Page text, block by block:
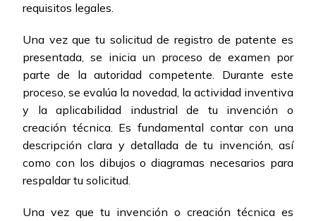
requisitos legales.
Una vez que tu solicitud de registro de patente es
presentada, se inicia un proceso de examen por
parte de la autoridad competente. Durante este
proceso, se evalúa la novedad, la actividad inventiva
y la aplicabilidad industrial de tu invención o
creación técnica. Es fundamental contar con una
descripción clara y detallada de tu invención, así
como con los dibujos o diagramas necesarios para
respaldar tu solicitud.
Una vez que tu invención o creación técnica es